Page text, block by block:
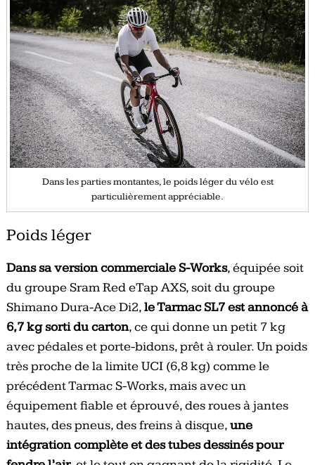
Dans les parties montantes, le poids léger du vélo est
particulièrement appréciable.
Poids léger
Dans sa version commerciale S-Works, équipée soit
du groupe Sram Red eTap AXS, soit du groupe
Shimano Dura-Ace Di2,le Tarmac SL7 est annoncé à
6,7 kg sorti du carton, ce qui donne un petit 7 kg
avec pédales et porte-bidons, prêt à rouler. Un poids
très proche de la limite UCI (6,8 kg) comme le
précédent Tarmac S-Works, mais avec un
équipement fiable et éprouvé, des roues à jantes
hautes, des pneus, des freins à disque,une
intégration complète et des tubes dessinés pour